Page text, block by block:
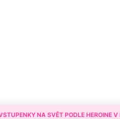
NA SVĚT PODLE HEROINE